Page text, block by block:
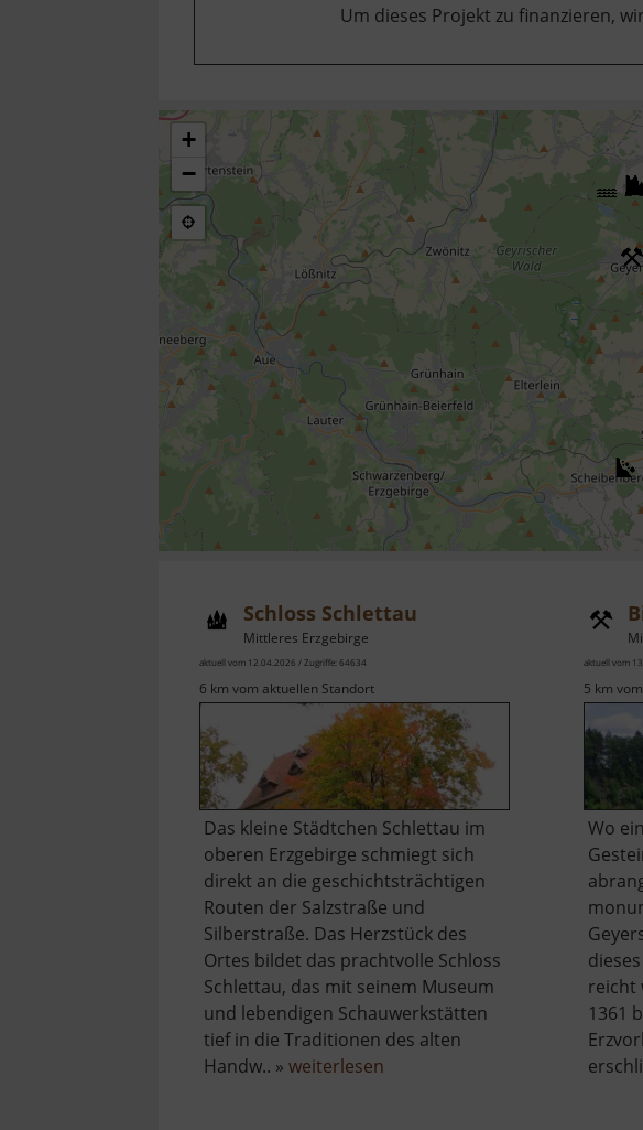
Um dieses Projekt zu finanzieren,
+
−
Schloss Schlettau
Mittleres Erzgebirge
aktuell vom 12.04.2026 / Zugriffe: 64634
6 km vom aktuellen Standort
Das kleine Städtchen Schlettau im
oberen Erzgebirge schmiegt sich
direkt an die geschichtsträchtigen
Routen der Salzstraße und
Silberstraße. Das Herzstück des
Ortes bildet das prachtvolle Schloss
Schlettau, das mit seinem Museum
und lebendigen Schauwerkstätten
tief in die Traditionen des alten
Handw.. » weiterlesen
aktuell vom
5 km
Wo
reicht
1361